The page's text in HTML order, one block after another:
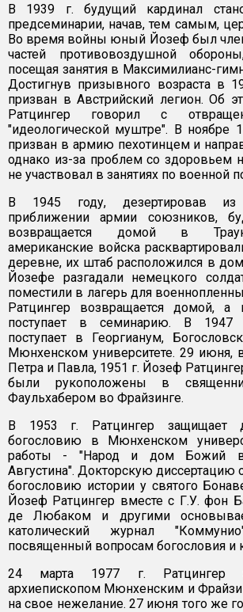
В 1939 г. будущий кардинал
предсеминарии, начав, тем самым,
Во время войны юный Йозеф был
частей противовоздушной
посещая занятия в Максимилианс-
Достигнув призывного возраста в
призван в Австрийский легион. Об
Ратцингер говорил с
"идеологической муштре". В ноябре
призван в армию пехотинцем и
однако из-за проблем со здоровьем
не участвовал в занятиях по военной
В 1945 году, дезертировав
приближении армии союзников,
возвращается домой в
американские войска
деревне, их штаб расположился в
Йозефе разгадали немецкого
поместили в лагерь для
Ратцингер возвращается домой,
поступает в семинарию. В 1947
поступает в Георгианум,
Мюнхенском университете. 29 июня,
Петра и Павла, 1951 г. Йозеф
были рукоположены в
Фаульхабером во Фрайзинге.
В 1953 г. Ратцингер защищает
богословию в Мюнхенском
работы - "Народ и дом Божий в
Августина". Докторскую диссертацию
богословию истории у святого
Йозеф Ратцингер вместе с Г.У. фон
де Любаком и другими
католический журнал
посвященный вопросам богословия и
24 марта 1977 г. Ратцингер
архиепископом Мюнхенским и
на свое нежелание. 27 июня того же